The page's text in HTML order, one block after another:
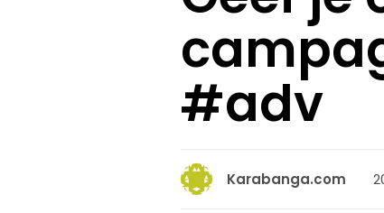
#adv
Karabanga.com